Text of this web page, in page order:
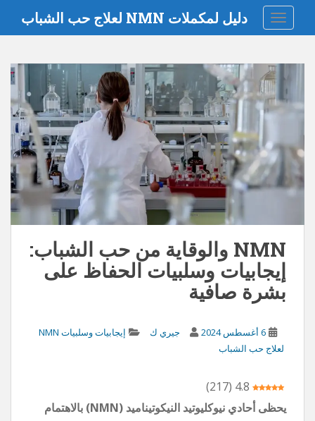
ت
دليل لمكملات NMN لعلاج حب الشبابتبديل التنقل
NMN والوقاية من حب الشباب:
إيجابيات وسلبيات الحفاظ على
بشرة صافية
6 أغسطس 2024 جيري ك
إيجابيات وسلبيات NMN
لعلاج حب الشباب
4.8
(
217
)
يحظى أحادي نيوكليوتيد النيكوتيناميد (NMN) بالاهتمام